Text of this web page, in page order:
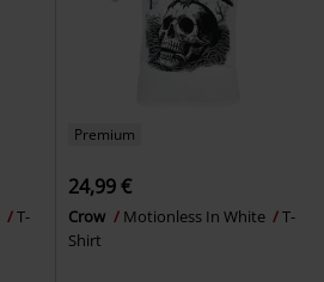
T-
Premium
24,99 €
Crow Motionless In White
T-
Shirt